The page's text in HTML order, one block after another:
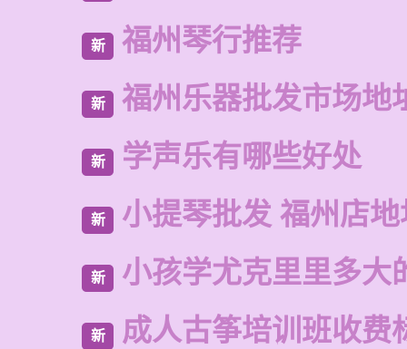
新 福州琴行推荐
新 福州乐器批发市场地
新 学声乐有哪些好处
新 小提琴批发 福州店
新 小孩学尤克里里多大
新 成人古筝培训班收费